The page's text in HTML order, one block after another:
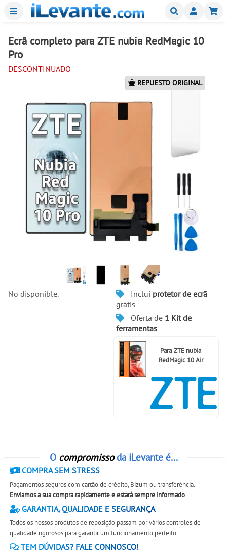
Menu Buscar
Ecrã completo para ZTE nubia RedMagic 10
Pro
DESCONTINUADO
REPUESTO ORIGINAL
No disponible. Inclui protetor de ecrã
grátis
Oferta de 1 Kit de
ferramentas
Para ZTE nubia
RedMagic 10 Air
O compromissoda iLevante é...
COMPRA SEM STRESS
Pagamentos seguros com cartão de crédito, Bizum ou transferência.
Enviamos a sua compra rapidamente e estará sempre informado.
GARANTIA, QUALIDADE E SEGURANÇA
Todos os nossos produtos de reposição passam por vários controles de
qualidade rigorosos para garantir um funcionamento perfeito.
TEM DÚVIDAS? FALE CONNOSCO!